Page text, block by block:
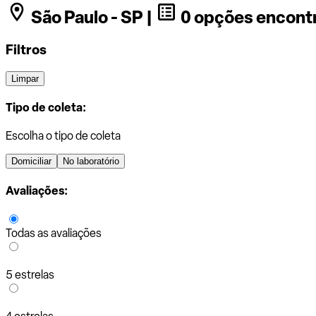
São Paulo - SP |
0 opções
Filtros
Limpar
Tipo de coleta:
Escolha o tipo de coleta
Domiciliar No laboratório
Avaliações:
Todas as avaliações
5 estrelas